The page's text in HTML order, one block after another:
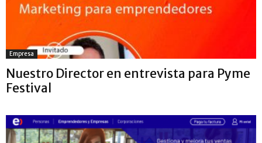
Empresa
Nuestro Director en entrevista para Pyme
Festival